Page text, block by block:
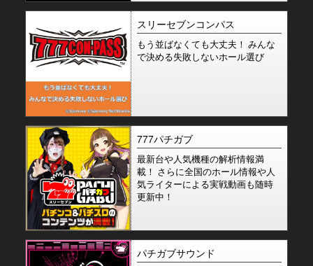
スリーセブンコンパス
もう並ばなくても大丈夫！ みんな
で決める失敗しないホール選び
777パチガブ
最新台や人気機種の解析情報満
載！ さらに全国のホール情報や人
気ライターによる実戦動画も随時
更新中！
パチガブサウンド